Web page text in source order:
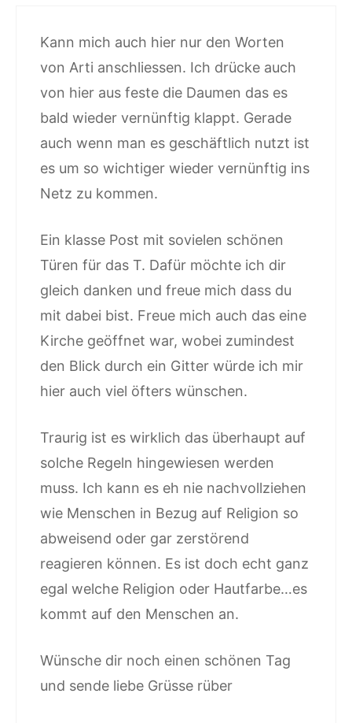
Kann mich auch hier nur den Worten
von Arti anschliessen. Ich drücke auch
von hier aus feste die Daumen das es
bald wieder vernünftig klappt. Gerade
auch wenn man es geschäftlich nutzt ist
es um so wichtiger wieder vernünftig ins
Netz zu kommen.
Ein klasse Post mit sovielen schönen
Türen für das T. Dafür möchte ich dir
gleich danken und freue mich dass du
mit dabei bist. Freue mich auch das eine
Kirche geöffnet war, wobei zumindest
den Blick durch ein Gitter würde ich mir
hier auch viel öfters wünschen.
Traurig ist es wirklich das überhaupt auf
solche Regeln hingewiesen werden
muss. Ich kann es eh nie nachvollziehen
wie Menschen in Bezug auf Religion so
abweisend oder gar zerstörend
reagieren können. Es ist doch echt ganz
egal welche Religion oder Hautfarbe…es
kommt auf den Menschen an.
Wünsche dir noch einen schönen Tag
und sende liebe Grüsse rüber